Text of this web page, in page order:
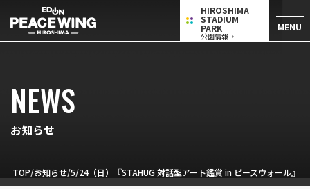
HIROSHIMA
STADIUM
PARK
公園情報
MENU
NEWS
お知らせ
TOP お知らせ 5/24（日）『STAHUG 対話型アート鑑賞 in ピースウォール』